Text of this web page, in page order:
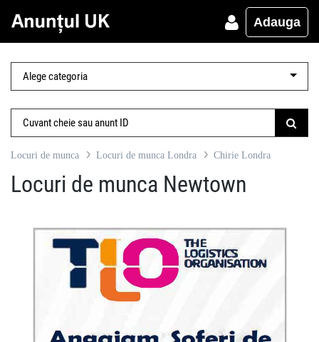
Adauga
Locuri de munca Locuri de munca Londra Chirie Londra
Locuri de munca Newtown